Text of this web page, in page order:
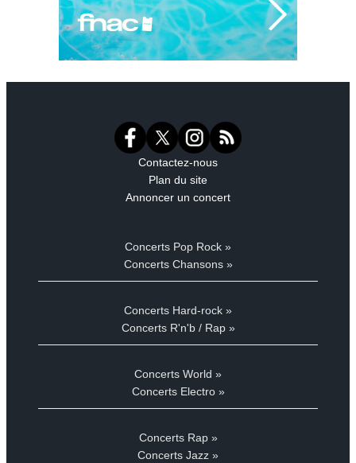
Contactez-nous
Plan du site
Annoncer un concert
Concerts Pop Rock »
Concerts Chansons »
Concerts Hard-rock »
Concerts R'n'b / Rap »
Concerts World »
Concerts Electro »
Concerts Rap »
Concerts Jazz »